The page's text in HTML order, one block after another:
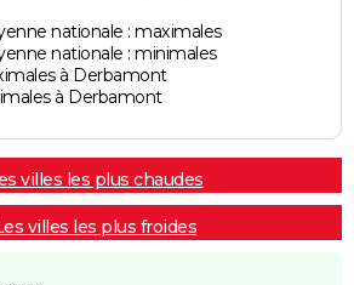
nationale : maximales
nationale : minimales
à Derbamont
à Derbamont
villes les plus chaudes
villes les plus froides